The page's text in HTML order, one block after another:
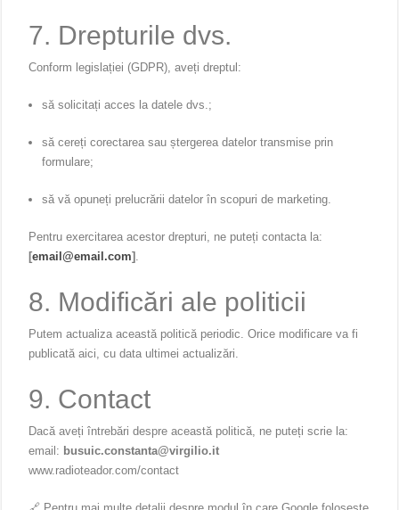
7. Drepturile dvs.
Conform legislației (GDPR), aveți dreptul:
să solicitați acces la datele dvs.;
să cereți corectarea sau ștergerea datelor transmise prin
formulare;
să vă opuneți prelucrării datelor în scopuri de marketing.
Pentru exercitarea acestor drepturi, ne puteți contacta la:
[email@email.com]
8. Modificări ale politicii
Putem actualiza această politică periodic. Orice modificare va fi
publicată aici, cu data ultimei actualizări.
9. Contact
Dacă aveți întrebări despre această politică, ne puteți scrie la:
email: busuic.constanta@virgilio.it
www.radioteador.com/contact